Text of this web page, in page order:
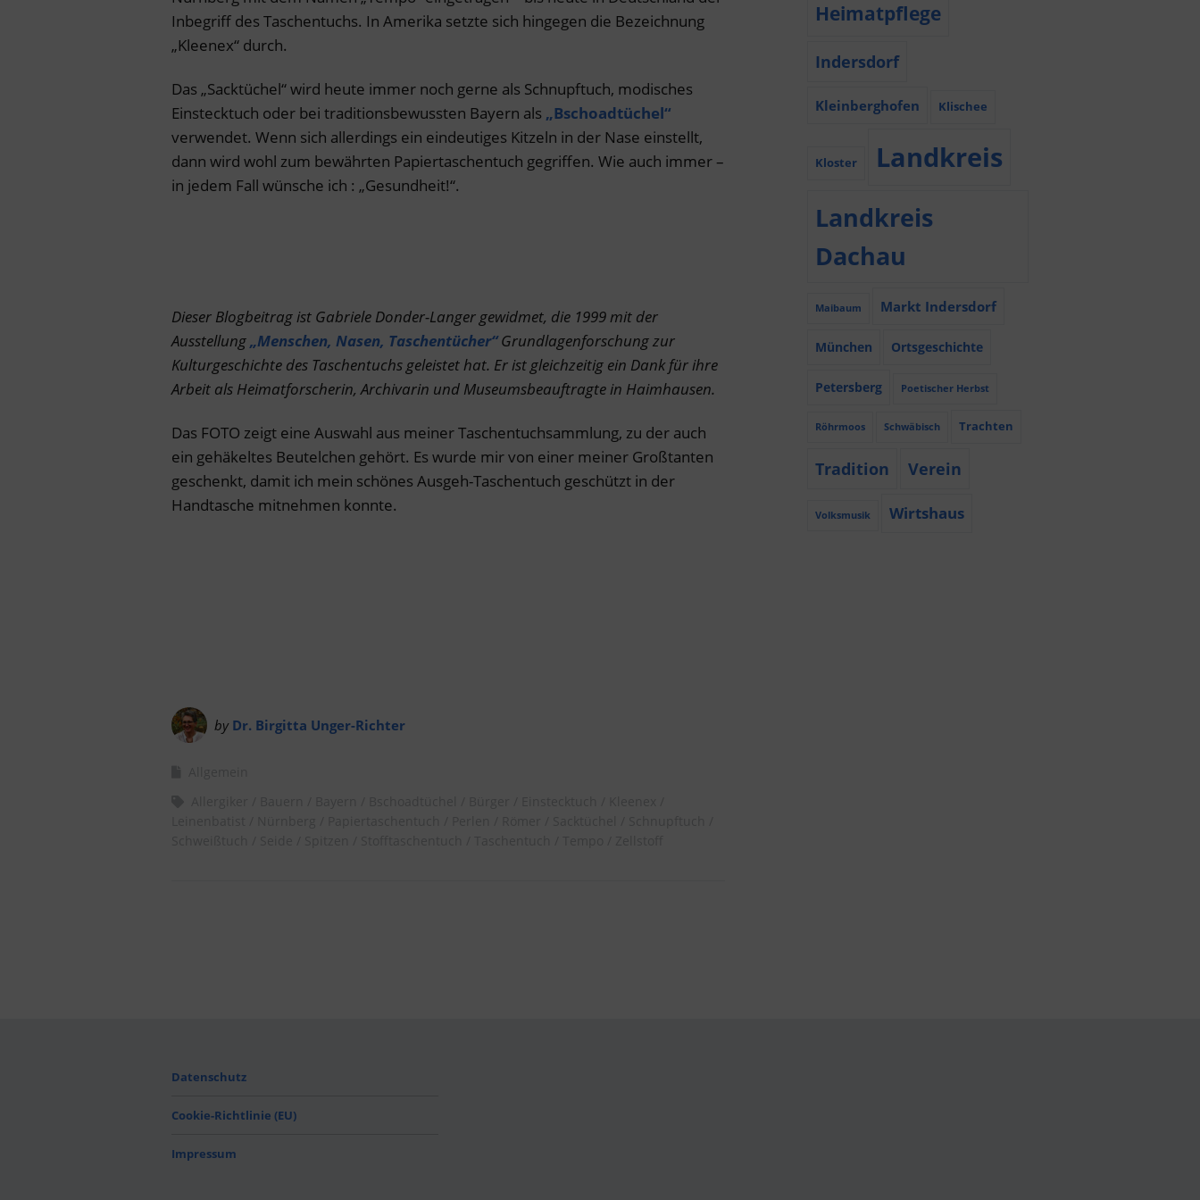
Inbegriff des Taschentuchs. In Amerika setzte sich hingegen die Bezeichnung
„Kleenex“ durch.
Das „Sacktüchel“ wird heute immer noch gerne als Schnupftuch, modisches
Einstecktuch oder bei traditionsbewussten Bayern als „Bschoadtüchel“
verwendet. Wenn sich allerdings ein eindeutiges Kitzeln in der Nase einstellt,
dann wird wohl zum bewährten Papiertaschentuch gegriffen. Wie auch immer –
in jedem Fall wünsche ich : „Gesundheit!“.
Dieser Blogbeitrag ist Gabriele Donder-Langer gewidmet, die 1999 mit der
Ausstellung„Menschen, Nasen, Taschentücher“Grundlagenforschung zur
Kulturgeschichte des Taschentuchs geleistet hat. Er ist gleichzeitig ein Dank für ihre
Arbeit als Heimatforscherin, Archivarin und Museumsbeauftragte in Haimhausen.
Das FOTO zeigt eine Auswahl aus meiner Taschentuchsammlung, zu der auch
ein gehäkeltes Beutelchen gehört. Es wurde mir von einer meiner Großtanten
geschenkt, damit ich mein schönes Ausgeh-Taschentuch geschützt in der
Handtasche mitnehmen konnte.
by Dr. Birgitta Unger-Richter
Heimatpflege
Indersdorf
Kleinberghofen Klischee
Kloster Landkreis
Landkreis
Dachau
Maibaum Markt Indersdorf
München Ortsgeschichte
Petersberg Poetischer Herbst
Röhrmoos Schwäbisch Trachten
Tradition Verein
Volksmusik Wirtshaus
Datenschutz
Cookie-Richtlinie (EU)
Impressum